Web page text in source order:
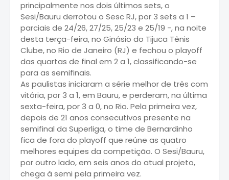
principalmente nos dois últimos sets, o
Sesi/Bauru derrotou o Sesc RJ, por 3 sets a 1 –
parciais de 24/26, 27/25, 25/23 e 25/19 -, na noite
desta terça-feira, no Ginásio do Tijuca Tênis
Clube, no Rio de Janeiro (RJ) e fechou o playoff
das quartas de final em 2 a 1, classificando-se
para as semifinais.
As paulistas iniciaram a série melhor de três com
vitória, por 3 a 1, em Bauru, e perderam, na última
sexta-feira, por 3 a 0, no Rio. Pela primeira vez,
depois de 21 anos consecutivos presente na
semifinal da Superliga, o time de Bernardinho
fica de fora do playoff que reúne as quatro
melhores equipes da competição. O Sesi/Bauru,
por outro lado, em seis anos do atual projeto,
chega à semi pela primeira vez.